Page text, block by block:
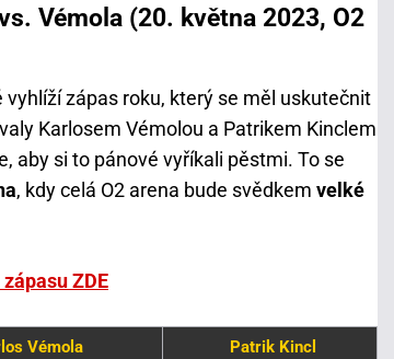
Vémola (20. května 2023, O2
zápas roku, který se měl uskutečnit
Karlosem Vémolou a Patrikem Kinclem
aby si to pánové vyříkali pěstmi. To se
, kdy celá O2 arena bude svědkem velké
ZDE
Vémola Patrik Kincl